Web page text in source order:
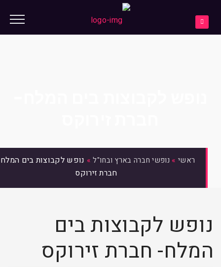
ראשי » נופשי חברה בארץ ובחו"ל» נופש לקבוצות בים
חברת זירוקס
נופש לקבוצות בים
המלח- חברת זירוקס